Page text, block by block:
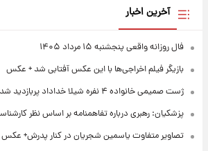
آخرین اخبار
فال روزانه واقعی پنجشنبه ۱۵ مرداد ۱۴۰۵
بازیگر فیلم اخراجی‌ها با این عکس آفتابی شد + عکس
ژست صمیمی خانواده ۴ نفره شیلا خداداد پربازدید شد + عکس
پزشکیان: رهبری درباره تفاهمنامه بر اساس نظر
تصاویر متفاوت یاسمین شجریان در کنار پدرش+ عکس